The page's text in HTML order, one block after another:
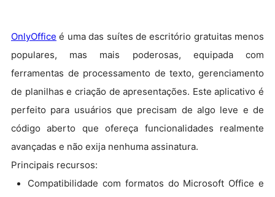
OnlyOffice é uma das suítes de escritório gratuitas menos
populares, mas mais poderosas, equipada com
ferramentas de processamento de texto, gerenciamento
de planilhas e criação de apresentações. Este aplicativo é
perfeito para usuários que precisam de algo leve e de
código aberto que ofereça funcionalidades realmente
avançadas e não exija nenhuma assinatura.
Principais recursos:
Compatibilidade com formatos do Microsoft Office e